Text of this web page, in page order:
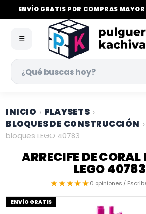
ENVÍO GRATIS POR COMPRAS
☰
INICIO › PLAYSETS ›
BLOQUES DE CONSTRUCCIÓN ›
bloques LEGO 40783
ARRECIFE DE CORAL
LEGO 40783
★★★★★0 opiniones /
ENVÍO GRATIS